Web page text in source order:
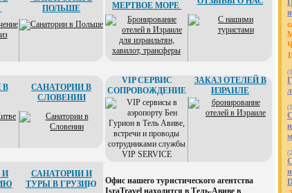
ПОЛЬШЕ
В
САНАТОРИИ В
СЛОВЕНИИ
И
САНАТОРИИ И
ТУРЫ В ГРУЗИЮ
МЕРТВОЕ МОРЕ
VIP СЕРВИС
СОПРОВОЖДЕНИЕ
ЗАКАЗ ОТЕЛЕЙ В
ИЗРАИЛЕ
Офис нашего туристического агентства
IsraTravel находится в Тель-Авиве в